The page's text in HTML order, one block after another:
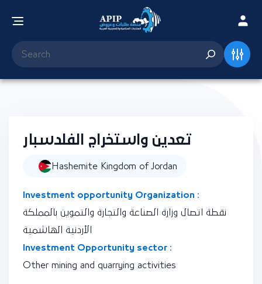
تعدين واستخراج الفلدسبار
Hashemite Kingdom of Jordan
Investment opportunity Organization :
نقطة اتصال وزارة الصناعة والتجارة والتموين بالمملكة
الأردنية الهاشمية
Investment Opportunity sector :
Other mining and quarrying activities